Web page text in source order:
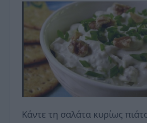
Κάντε τη σαλάτα κυρίως